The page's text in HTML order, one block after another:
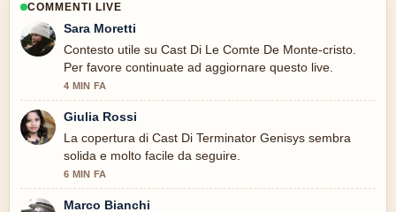
COMMENTI LIVE
Sara Moretti
Contesto utile su Cast Di Le Comte De Monte-cristo.
Per favore continuate ad aggiornare questo live.
4 MIN FA
Giulia Rossi
La copertura di Cast Di Terminator Genisys sembra
solida e molto facile da seguire.
6 MIN FA
Marco Bianchi